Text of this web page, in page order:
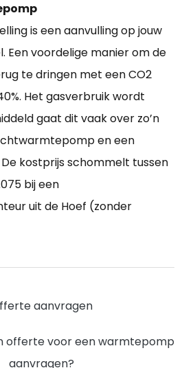
is een aanvulling op jouw
Een voordelige manier om de
te dringen met een CO2
Het gasverbruik wordt
gaat dit vaak over zo’n
en een
kostprijs schommelt tussen
bij een
uit de Hoef (zonder
aanvragen
offerte voor een warmtepomp
aanvragen?